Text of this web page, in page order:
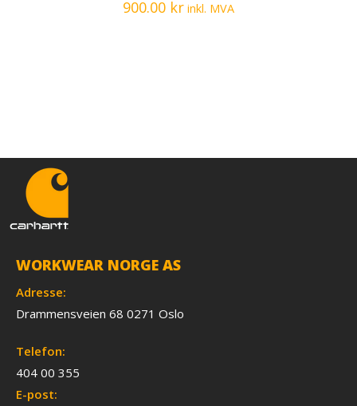
900.00 kr inkl. MVA
WORKWEAR NORGE AS
Adresse:
Drammensveien 68 0271 Oslo
Telefon:
404 00 355
E-post: